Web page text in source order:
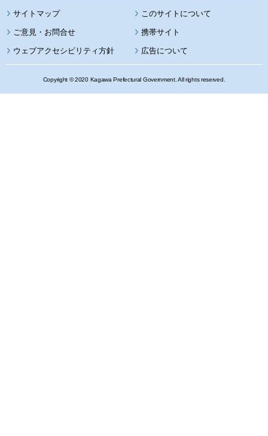
サイトマップ このサイトについて
携帯サイト
ウェブアクセシビリティ方針 広告について
Copyright © 2020 Kagawa Prefectural Government. All rights reserved.